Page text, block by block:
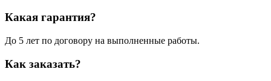
Какая гарантия?
До 5 лет по договору на выполненные работы.
Как заказать?